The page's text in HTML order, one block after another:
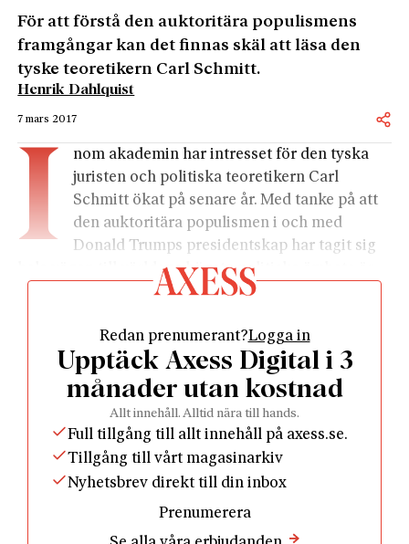
För att förstå den auktoritära populismens
framgångar kan det finnas skäl att läsa den
tyske teoretikern Carl Schmitt.
Henrik Dahlquist
7 mars 2017
I
nom akademin har intresset för den tyska
juristen och politiska teoretikern Carl
Schmitt ökat på senare år. Med tanke på att
den auktoritära populismen i och med
Donald Trumps presidentskap har tagit sig
hela vägen till världens högsta politiska ämbete är
det kanske passande. I sina tidiga skrifter
demokrati som har flera beröringspunkter med vår
tids populistiska idéer.
Trumps resonemang framstår oftast som
osammanhängande och substanslösa, men i
Schmitts texter blir de auktoritära tankegångarna
systematiskt presenterade. De invändningar mot
liberalismen som där förs fram är värda att ta på
förståelse för samtidens auktoritära strömningar
Redan prenumerant?Logga in
Upptäck Axess Digital i 3
månader utan kostnad
Allt innehåll. Alltid nära till hands.
Full tillgång till allt innehåll på axess.se.
Tillgång till vårt magasinarkiv
Nyhetsbrev direkt till din inbox
Prenumerera